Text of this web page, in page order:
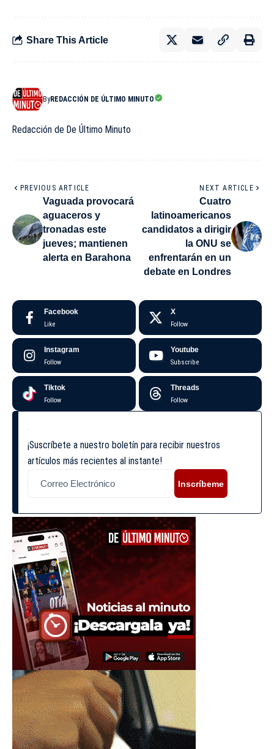
Share This Article
ByREDACCIÓN DE ÚLTIMO MINUTO
Redacción de De Último Minuto
PREVIOUS ARTICLE
Vaguada provocará
aguaceros y
tronadas este
jueves; mantienen
alerta en Barahona
NEXT ARTICLE
Cuatro
latinoamericanos
candidatos a dirigir
la ONU se
enfrentarán en un
debate en Londres
Facebook
Like
X
Follow
Instagram
Follow
Youtube
Subscribe
Tiktok
Follow
Threads
Follow
¡Suscríbete a nuestro boletín para recibir nuestros
artículos más recientes al instante!
Inscríbeme